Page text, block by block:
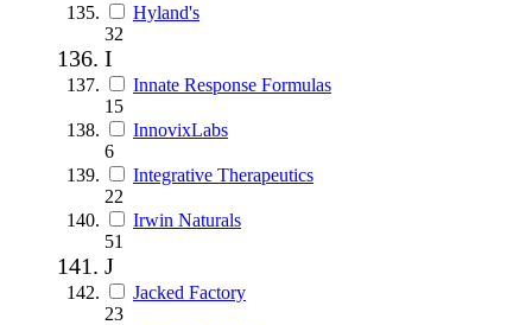
Hyland's
32
I
Innate Response Formulas
15
InnovixLabs
6
Integrative Therapeutics
22
Irwin Naturals
51
J
Jacked Factory
23